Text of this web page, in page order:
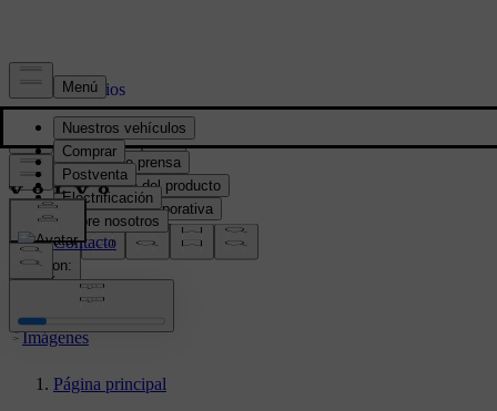
Prensa y Medios
Material de prensa
Información del producto
Información corporativa
Contacto de medios
location:
PY
Imágenes
Página principal